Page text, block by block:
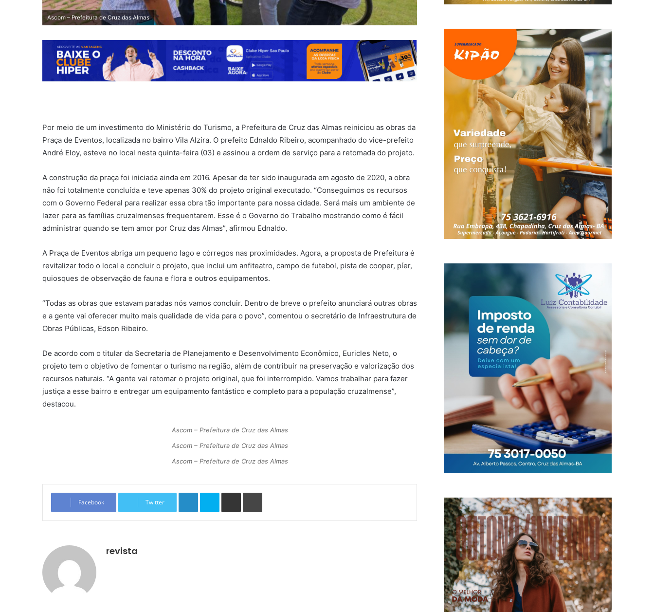
Ascom – Prefeitura de Cruz das Almas
Por meio de um investimento do Ministério do Turismo, a Prefeitura de Cruz das Almas reiniciou as obras da
Praça de Eventos, localizada no bairro Vila Alzira. O prefeito Ednaldo Ribeiro, acompanhado do vice-prefeito
André Eloy, esteve no local nesta quinta-feira (03) e assinou a ordem de serviço para a retomada do projeto.
A construção da praça foi iniciada ainda em 2016. Apesar de ter sido inaugurada em agosto de 2020, a obra
não foi totalmente concluída e teve apenas 30% do projeto original executado. “Conseguimos os recursos
com o Governo Federal para realizar essa obra tão importante para nossa cidade. Será mais um ambiente de
lazer para as famílias cruzalmenses frequentarem. Esse é o Governo do Trabalho mostrando como é fácil
administrar quando se tem amor por Cruz das Almas”, afirmou Ednaldo.
A Praça de Eventos abriga um pequeno lago e córregos nas proximidades. Agora, a proposta de Prefeitura é
revitalizar todo o local e concluir o projeto, que inclui um anfiteatro, campo de futebol, pista de cooper, píer,
quiosques de observação de fauna e flora e outros equipamentos.
“Todas as obras que estavam paradas nós vamos concluir. Dentro de breve o prefeito anunciará outras obras
e a gente vai oferecer muito mais qualidade de vida para o povo”, comentou o secretário de Infraestrutura de
Obras Públicas, Edson Ribeiro.
De acordo com o titular da Secretaria de Planejamento e Desenvolvimento Econômico, Euricles Neto, o
projeto tem o objetivo de fomentar o turismo na região, além de contribuir na preservação e valorização dos
recursos naturais. “A gente vai retomar o projeto original, que foi interrompido. Vamos trabalhar para fazer
justiça a esse bairro e entregar um equipamento fantástico e completo para a população cruzalmense”,
destacou.
Ascom – Prefeitura de Cruz das Almas
Ascom – Prefeitura de Cruz das Almas
Ascom – Prefeitura de Cruz das Almas
Facebook Twitter
Linkedin Skype
revista